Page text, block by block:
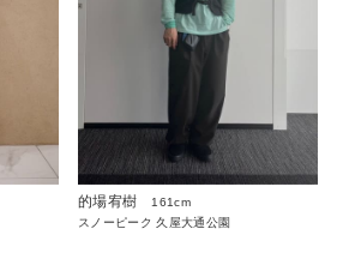
的場宥樹
161cm
スノーピーク 久屋大通公園